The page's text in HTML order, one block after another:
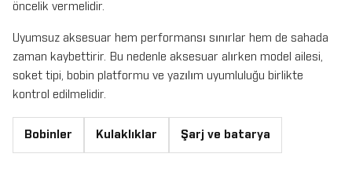
öncelik vermelidir.
Uyumsuz aksesuar hem performansı sınırlar hem de sahada
zaman kaybettirir. Bu nedenle aksesuar alırken model ailesi,
soket tipi, bobin platformu ve yazılım uyumluluğu birlikte
kontrol edilmelidir.
Bobinler Kulaklıklar Şarj ve batarya